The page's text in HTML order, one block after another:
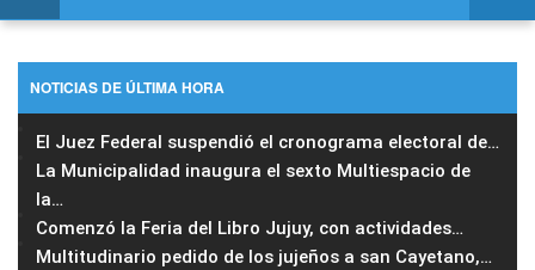
NOTICIAS DE ÚLTIMA HORA
El Juez Federal suspendió el cronograma electoral de…
La Municipalidad inaugura el sexto Multiespacio de
la…
Comenzó la Feria del Libro Jujuy, con actividades…
Multitudinario pedido de los jujeños a san Cayetano,…